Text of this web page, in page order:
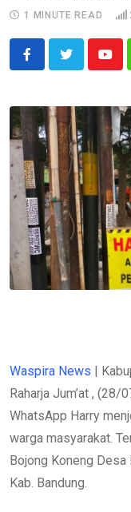
1 MINUTE READ
Waspira News |
Raharja Jum’at ,
WhatsApp Harry
warga masyarakat.
Bojong Koneng Desa
Kab. Bandung.